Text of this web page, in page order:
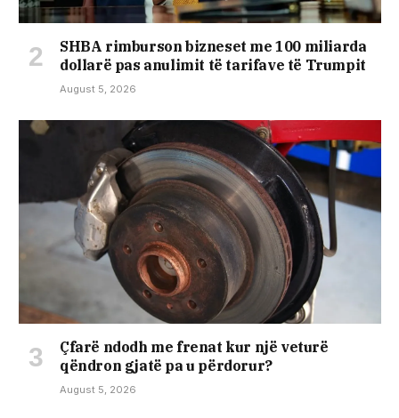
SHBA rimburson bizneset me 100 miliarda
dollarë pas anulimit të tarifave të Trumpit
August 5, 2026
Çfarë ndodh me frenat kur një veturë
qëndron gjatë pa u përdorur?
August 5, 2026